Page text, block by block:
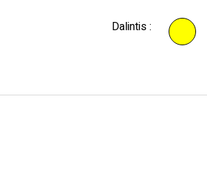
Dalintis :